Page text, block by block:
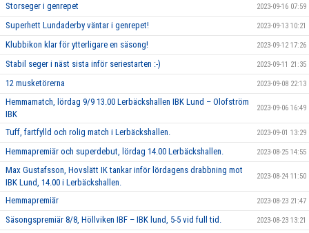
Storseger i genrepet 2023-09-16 07:59
Superhett Lundaderby väntar i genrepet! 2023-09-13 10:21
Klubbikon klar för ytterligare en säsong! 2023-09-12 17:26
Stabil seger i näst sista inför seriestarten :-) 2023-09-11 21:35
12 musketörerna 2023-09-08 22:13
Hemmamatch, lördag 9/9 13.00 Lerbäckshallen IBK Lund – Olofström
IBK
2023-09-06 16:49
Tuff, fartfylld och rolig match i Lerbäckshallen. 2023-09-01 13:29
Hemmapremiär och superdebut, lördag 14.00 Lerbäckshallen. 2023-08-25 14:55
Max Gustafsson, Hovslätt IK tankar inför lördagens drabbning mot
IBK Lund, 14.00 i Lerbäckshallen.
2023-08-24 11:50
Hemmapremiär 2023-08-23 21:47
Säsongspremiär 8/8, Höllviken IBF – IBK lund, 5-5 vid full tid. 2023-08-23 13:21